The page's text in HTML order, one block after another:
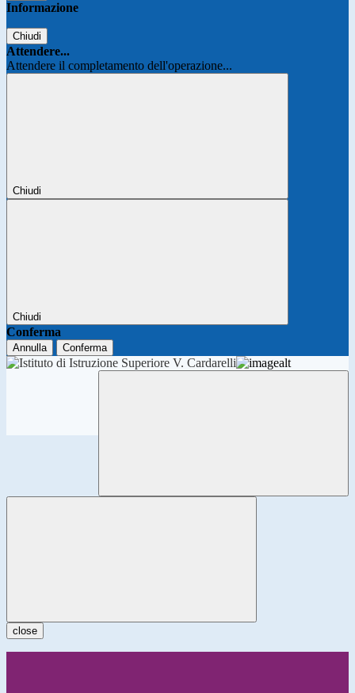
Informazione
Chiudi
Attendere...
Attendere il completamento dell'operazione...
Chiudi
Chiudi
Conferma
Annulla Conferma
close